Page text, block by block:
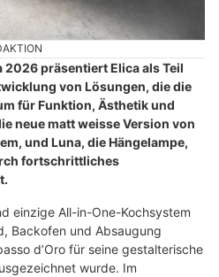
2026 präsentiert Elica als Teil
von Lösungen, die die
für Funktion, Ästhetik und
neue matt weisse Version von
und Luna, die Hängelampe,
fortschrittliches
einzige All-in-One-Kochsystem
Backofen und Absaugung
d’Oro für seine gestalterische
wurde. Im